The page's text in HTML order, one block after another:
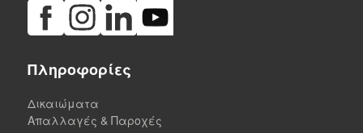
Πληροφορίες
Δικαιώματα
Απαλλαγές & Παροχές